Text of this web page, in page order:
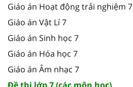
Giáo án Hoạt động trải nghiệm 7
Giáo án Vật Lí 7
Giáo án Sinh học 7
Giáo án Hóa học 7
Giáo án Âm nhạc 7